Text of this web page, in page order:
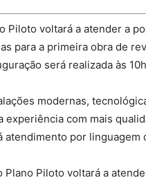
Piloto voltará a atender a
para a primeira obra de
será realizada às
modernas,
com mais
atendimento por linguagem
Plano Piloto voltará a